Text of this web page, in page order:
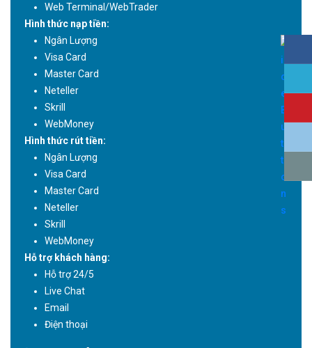
Web Terminal/WebTrader
Hình thức nạp tiền:
Ngân Lượng
Visa Card
Master Card
Neteller
Skrill
WebMoney
Hình thức rút tiền:
Ngân Lượng
Visa Card
Master Card
Neteller
Skrill
WebMoney
Hỗ trợ khách hàng:
Hỗ trợ 24/5
Live Chat
Email
Điện thoại